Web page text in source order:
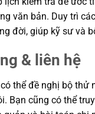
văn bản. Duy trì
đời, giúp kỹ sư và
& liên hệ
thể đề nghị bộ
Bạn cũng có thể